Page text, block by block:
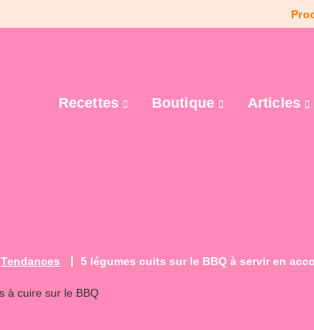
Recettes Boutique Articles
Tendances 5 légumes cuits sur le BBQ à servir en